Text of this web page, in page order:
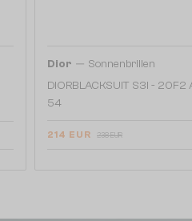
Dior — Sonnenbrillen
DIORBLACKSUIT S3I - 20F2
54
214 EUR 238 EUR